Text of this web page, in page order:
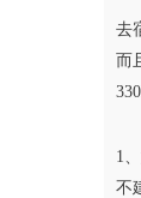
去
而
1
不